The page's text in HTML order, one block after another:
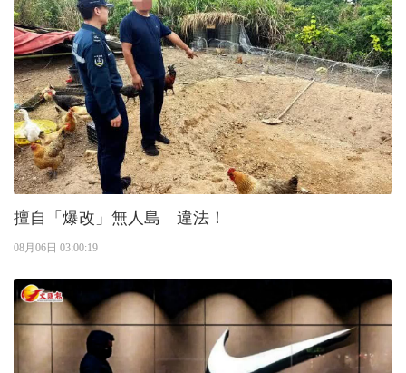
擅自「爆改」無人島 違法！
08月06日 03:00:19